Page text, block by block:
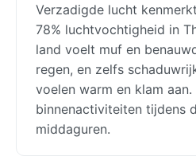
Verzadigde lucht
78% luchtvochtigheid in
land voelt muf en
regen, en zelfs
voelen warm en klam aan.
binnenactiviteiten tijdens
middaguren.